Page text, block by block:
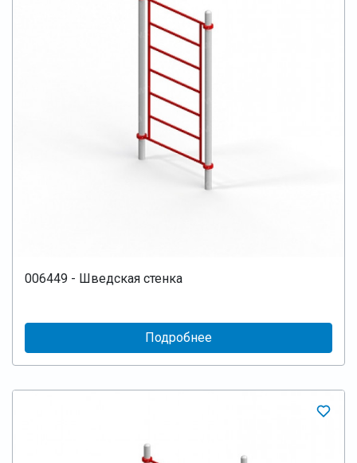
006449 - Шведская стенка
Подробнее